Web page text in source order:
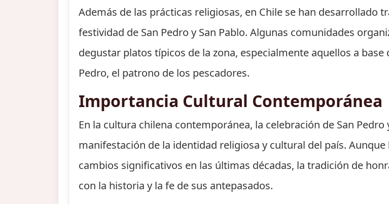
Además de las prácticas religiosas, en Chile se han desarrollado
festividad de San Pedro y San Pablo. Algunas comunidades
degustar platos típicos de la zona, especialmente aquellos a
Pedro, el patrono de los pescadores.
Importancia Cultural Contemporánea
En la cultura chilena contemporánea, la celebración de San
manifestación de la identidad religiosa y cultural del país.
cambios significativos en las últimas décadas, la tradición de
con la historia y la fe de sus antepasados.